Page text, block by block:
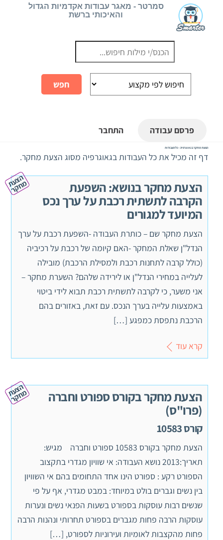
סמרטר - מאגר עבודות אקדמיות הגדול
והאיכותי ברשת
פרסם עבודה התחבר
הצעת מחקר בגאוגרפיה - כל העבודות
דף זה מכיל את כל העבודות בגאוגרפיה מסוג הצעת מחקר.
הצעת מחקר בנושא: השפעת
הקרבה לתשתית רכבת על ערך נכס
המיועד למגורים
ה
צ
ע
ת מ
ח
ק
ר
הצעת מחקר שם – כותרת העבודה -השפעת רכבת על ערך
הנדל"ן שאלת המחקר -האם קיומה של רכבת על רכיביה
(כולל קרבה לתחנות רכבת ולמסילת הרכבת) מובילה
לעלייה במחירי הנדל"ן או לירידה שלהם? השערת מחקר –
אני משער, כי לקרבה לתשתית רכבת תבוא לידי ביטוי
באמצעות עלייה בערך הנכס. עם זאת, באזורים בהם
הרכבת נתפסת כמפגע […]
קרא עוד
הצעת מחקר בקורס ספורט וחברה
(פרו"ס)
קורס 10583
ה
צ
ע
ת מ
ח
ק
ר
הצעת מחקר בקורס 10583 ספורט וחברה מגיש:
תאריך:2013 נושא העבודה: אי שוויון מגדרי בתקצוב
הספורט רקע : ספורט הינו אחד התחומים בהם אי השוויון
בין נשים וגברים בולט במיוחד: במבט מגדרי, אף על פי
שנשים רבות עוסקות בספורט בשעות הפנאי נשים ונערות
עוסקות הרבה פחות מגברים בספורט תחרותי ונהנות הרבה
פחות מהקצבות לאומיות ועירוניות לספורט, […]